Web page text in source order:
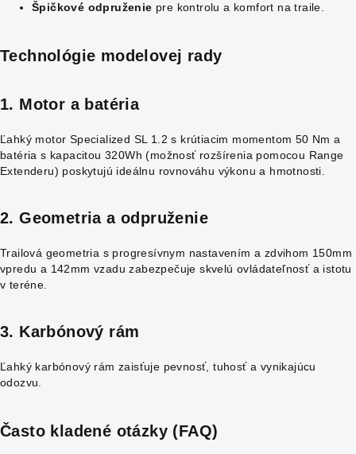
Špičkové odpruženie pre kontrolu a komfort na traile.
Technológie modelovej rady
1. Motor a batéria
Ľahký motor Specialized SL 1.2 s krútiacim momentom 50 Nm a
batéria s kapacitou 320Wh (možnosť rozšírenia pomocou Range
Extenderu) poskytujú ideálnu rovnováhu výkonu a hmotnosti.
2. Geometria a odpruženie
Trailová geometria s progresívnym nastavením a zdvihom 150mm
vpredu a 142mm vzadu zabezpečuje skvelú ovládateľnosť a istotu
v teréne.
3. Karbónový rám
Ľahký karbónový rám zaisťuje pevnosť, tuhosť a vynikajúcu
odozvu.
Často kladené otázky (FAQ)